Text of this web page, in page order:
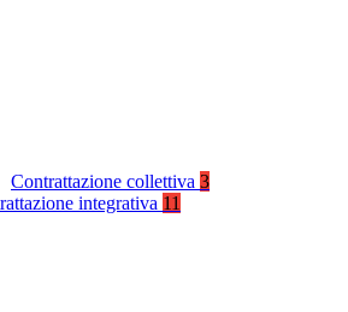
Contrattazione collettiva 3
integrativa 11